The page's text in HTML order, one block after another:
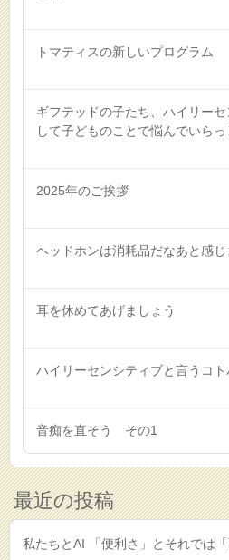
トマティスの新しいプログラム
ギフテッドの子たち、ハイリー
して子どものことで悩んでいら
2025年のご挨拶
ヘッドホンは消耗品だなあと感じ
耳を休めてあげましょう
ハイリーセンシティブと言うコト
音痴を直そう その1
最近の投稿
私たちとAI 「便利さ」とそれでは「